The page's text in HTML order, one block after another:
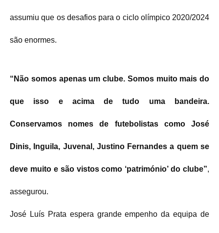
assumiu que os desafios para o ciclo olímpico 2020/2024
são enormes.
“Não somos apenas um clube. Somos muito mais do
que isso e acima de tudo uma bandeira.
Conservamos nomes de futebolistas como José
Dinis, Inguila, Juvenal, Justino Fernandes a quem se
deve muito e são vistos como ‘património’ do clube”,
assegurou.
José Luís Prata espera grande empenho da equipa de